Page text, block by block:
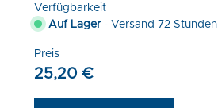
Verfügbarkeit
Auf Lager- Versand 72 Stunden
Preis
25,20 €